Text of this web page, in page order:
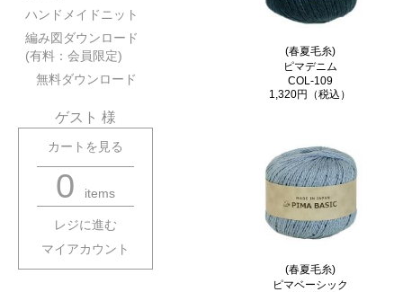
ハンドメイドニット
編み図ダウンロード
(有料：会員限定)
無料ダウンロード
ゲスト 様
カートを見る
0 items
レジに進む
マイアカウント
(春夏毛糸)
ピマデニム
COL-109
1,320円（税込）
(春夏毛糸)
ピマベーシック